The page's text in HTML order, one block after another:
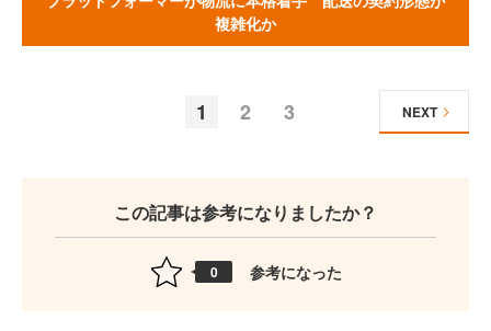
複雑化か
1 2 3 NEXT
この記事は参考になりましたか？
0 参考になった